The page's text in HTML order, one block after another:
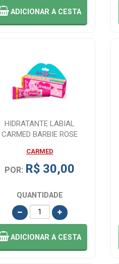
ADICIONARA CESTA
HIDRATANTE LABIAL
CARMED BARBIE ROSE
CARMED
POR: R$ 30,00
QUANTIDADE
ADICIONARA CESTA